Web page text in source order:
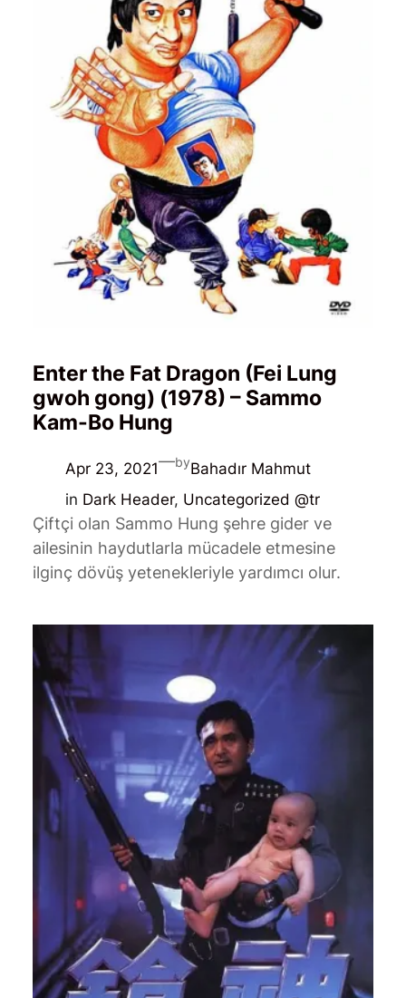
Enter the Fat Dragon (Fei Lung
gwoh gong) (1978) – Sammo
Kam-Bo Hung
Apr 23, 2021—byBahadır Mahmut
in Dark Header, Uncategorized @tr
Çiftçi olan Sammo Hung şehre gider ve
ailesinin haydutlarla mücadele etmesine
ilginç dövüş yetenekleriyle yardımcı olur.